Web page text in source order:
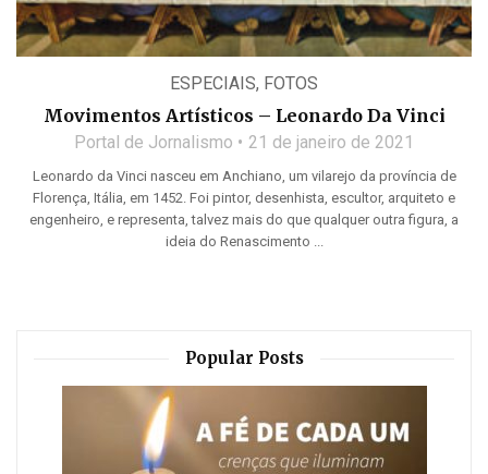
ESPECIAIS, FOTOS
Movimentos Artísticos – Leonardo Da Vinci
Portal de Jornalismo 21 de janeiro de 2021
Leonardo da Vinci nasceu em Anchiano, um vilarejo da província de
Florença, Itália, em 1452. Foi pintor, desenhista, escultor, arquiteto e
engenheiro, e representa, talvez mais do que qualquer outra figura, a
ideia do Renascimento ...
Popular Posts